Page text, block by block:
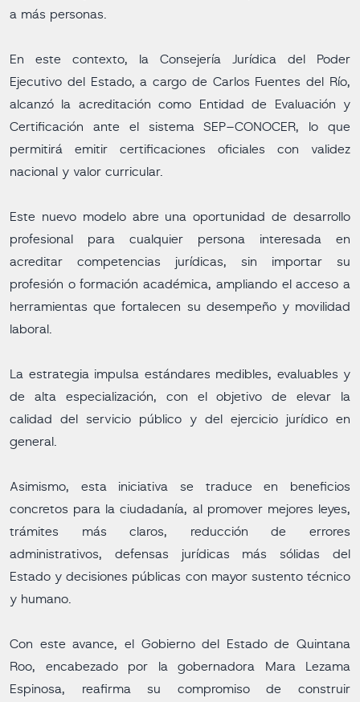
a más personas.
En este contexto, la Consejería Jurídica del Poder
Ejecutivo del Estado, a cargo de Carlos Fuentes del Río,
alcanzó la acreditación como Entidad de Evaluación y
Certificación ante el sistema SEP–CONOCER, lo que
permitirá emitir certificaciones oficiales con validez
nacional y valor curricular.
Este nuevo modelo abre una oportunidad de desarrollo
profesional para cualquier persona interesada en
acreditar competencias jurídicas, sin importar su
profesión o formación académica, ampliando el acceso a
herramientas que fortalecen su desempeño y movilidad
laboral.
La estrategia impulsa estándares medibles, evaluables y
de alta especialización, con el objetivo de elevar la
calidad del servicio público y del ejercicio jurídico en
general.
Asimismo, esta iniciativa se traduce en beneficios
concretos para la ciudadanía, al promover mejores leyes,
trámites más claros, reducción de errores
administrativos, defensas jurídicas más sólidas del
Estado y decisiones públicas con mayor sustento técnico
y humano.
Con este avance, el Gobierno del Estado de Quintana
Roo, encabezado por la gobernadora Mara Lezama
Espinosa, reafirma su compromiso de construir